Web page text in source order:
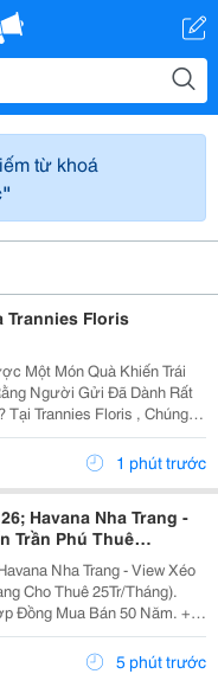
từ khoá
Trannies Floris
Một Món Quà Khiến Trái
Người Gửi Đã Dành Rất
Là Vật Trang Trí Vô Tri.
Đều Là Một Thông...1 phút trước
Havana Nha Trang -
Trần Phú Thuê
Nha Trang - View Xéo
Cho Thuê 25Tr/Tháng).
Thọ, Tp Nha Trang, Tỉnh
5 phút trước